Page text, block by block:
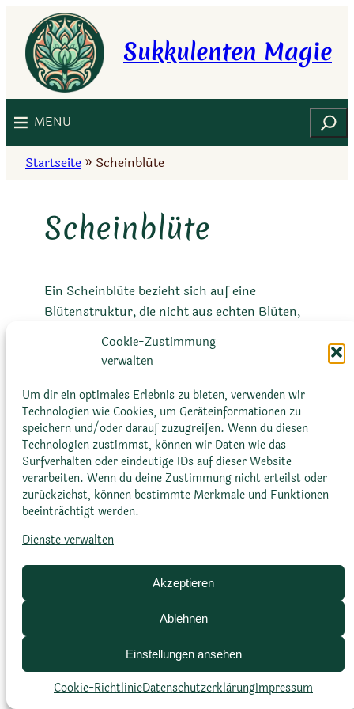
Cookie-Zustimmung
verwalten
Um dir ein optimales Erlebnis zu bieten, verwenden wir
Technologien wie Cookies, um Geräteinformationen zu
speichern und/oder darauf zuzugreifen. Wenn du diesen
Technologien zustimmst, können wir Daten wie das
Surfverhalten oder eindeutige IDs auf dieser Website
verarbeiten. Wenn du deine Zustimmung nicht erteilst oder
zurückziehst, können bestimmte Merkmale und Funktionen
beeinträchtigt werden.
Dienste verwalten
Akzeptieren
Ablehnen
Einstellungen ansehen
Cookie-RichtlinieDatenschutz­erklärungImpressum
Inhalt
springen
Sukkulenten Magie
MENU Suchen
Startseite » Scheinblüte
Scheinblüte
Ein Scheinblüte bezieht sich auf eine
Blütenstruktur, die nicht aus echten Blüten,
sondern aus modifizierten Blättern oder
anderen Pflanzenteilen besteht. Es kann wie
komplexe Anordnung von Einzelblüten.
Datenschutz­erklärung
Cookie-Richtlinie (EU)